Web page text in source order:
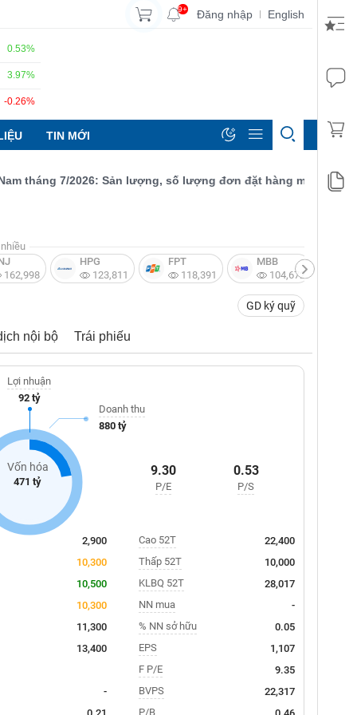
9+ Đăng nhập | English
0.53%
3.97%
-0.26%
TIN MỚI
7/2026: Sản lượng, số lượng đơn đặt hàng mới và xuất
162,998
HPG
123,811
FPT
118,391
MBB
104,672
GD ký quỹ
nội bộ Trái phiếu
Vốn hóa
471 tỷ
Lợi nhuận
92 tỷ
Doanh thu
880 tỷ
9.30
P/E
0.53
P/S
2,900
10,300
10,500
10,300
11,300
13,400
-
0.21
Cao 52T
22,400
Thấp 52T
10,000
KLBQ 52T
28,017
NN mua
-
% NN sở hữu
0.05
EPS
1,107
F P/E
9.35
BVPS
22,317
P/B
0.46